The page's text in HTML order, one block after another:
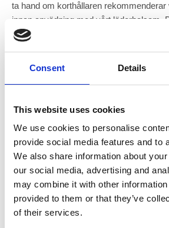
Consent Details
This website uses cookies
We use cookies to personalise
provide social media features and to
We also share information about
our social media, advertising and
may combine it with other information
provided to them or that they’ve
of their services.
ta hand om korthållaren
innan anvädning med vårt läderbalsam.
om året.
Korthållare i läder
och hållbart